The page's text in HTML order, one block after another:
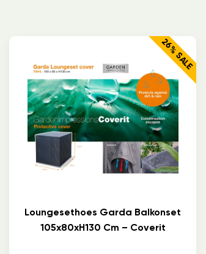
26% SALE
Loungesethoes Garda Balkonset
105x80xH130 Cm – Coverit